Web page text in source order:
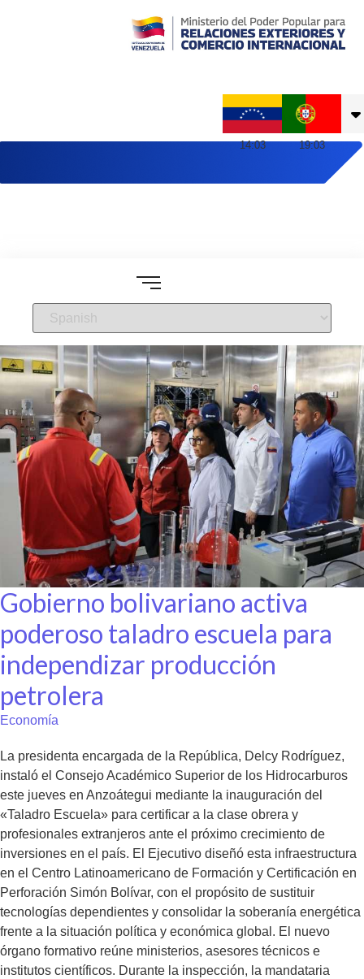
14:03 19:03
Gobierno bolivariano activa
poderoso taladro escuela para
independizar producción
petrolera
Economía
La presidenta encargada de la República, Delcy Rodríguez,
instaló el Consejo Académico Superior de los Hidrocarburos
este jueves en Anzoátegui mediante la inauguración del
«Taladro Escuela» para certificar a la clase obrera y
profesionales extranjeros ante el próximo crecimiento de
inversiones en el país. El Ejecutivo diseñó esta infraestructura
en el Centro Latinoamericano de Formación y Certificación en
Perforación Simón Bolívar, con el propósito de sustituir
tecnologías dependientes y consolidar la soberanía energética
frente a la situación política y económica global. El nuevo
órgano formativo reúne ministerios, asesores técnicos e
institutos científicos. Durante la inspección, la mandataria